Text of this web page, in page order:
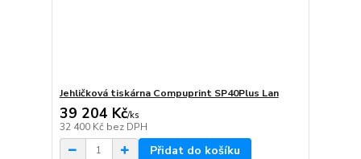
Jehličková tiskárna Compuprint SP40Plus Lan
39 204 Kč/ks
32 400 Kč bez DPH
Přidat do košíku